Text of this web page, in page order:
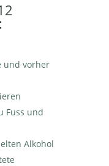
und vorher
Fuss und
Alkohol